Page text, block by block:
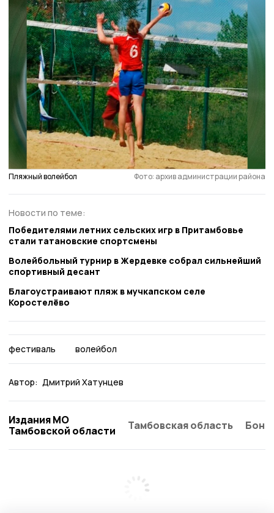
Пляжный волейбол Фото: архив администрации района
Новости по теме:
Победителями летних сельских игр в Притамбовье
стали татановские спортсмены
Волейбольный турнир в Жердевке собрал сильнейший
спортивный десант
Благоустраивают пляж в мучкапском селе
Коростелёво
фестиваль волейбол
Автор: Дмитрий Хатунцев
Издания МО
Тамбовской области
Тамбовская область